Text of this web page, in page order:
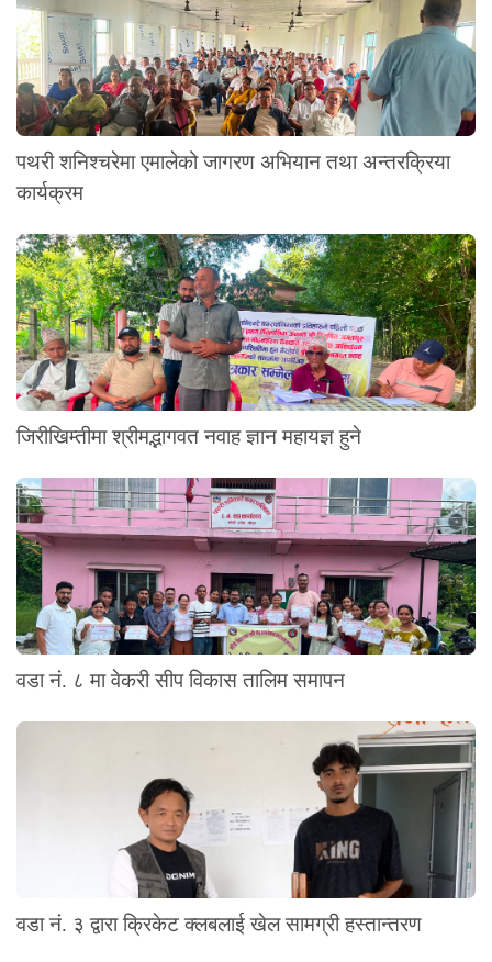
पथरी शनिश्चरेमा एमालेको जागरण अभियान तथा अन्तरक्रिया
कार्यक्रम
जिरीखिम्तीमा श्रीमद्भागवत नवाह ज्ञान महायज्ञ हुने
वडा नं. ८ मा वेकरी सीप विकास तालिम समापन
वडा नं. ३ द्वारा क्रिकेट क्लबलाई खेल सामग्री हस्तान्तरण